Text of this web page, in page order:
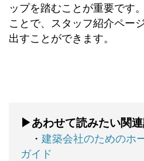
ップを踏むことが重要です
ことで、スタッフ紹介ペー
出すことができます。
▶あわせて読みたい関
・ 建築会社のためのホ
ガイド